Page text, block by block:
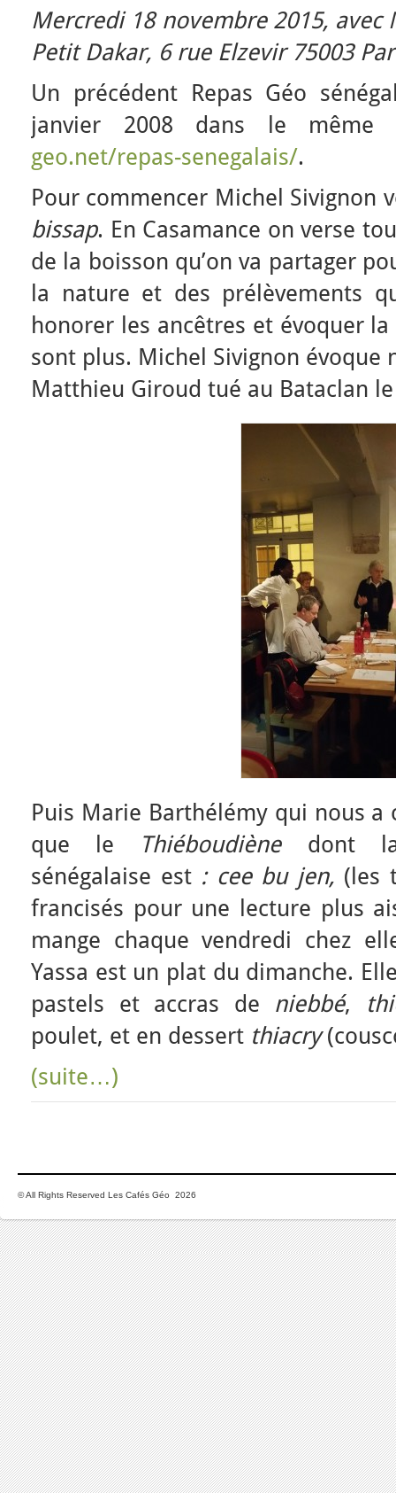
Mercredi 18 novembre 2015, avec
Petit Dakar, 6 rue Elzevir 75003
Un précédent Repas Géo
janvier 2008 dans le même
geo.net/repas-senegalais/.
Pour commencer Michel Sivignon
bissap. En Casamance on verse
de la boisson qu’on va partager
la nature et des prélèvements
honorer les ancêtres et évoquer
sont plus. Michel Sivignon évoque
Matthieu Giroud tué au Bataclan
Puis Marie Barthélémy qui nous a
que le
Thiéboudiène dont
sénégalaise est: cee bu jen, (les
francisés pour une lecture plus
mange chaque vendredi chez
Yassa est un plat du dimanche.
pastels et accras de niebbé,
poulet, et en dessert thiacry
(suite…)
© All Rights Reserved Les Cafés Géo 2026